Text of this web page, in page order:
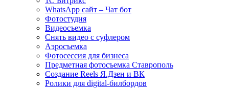
WhatsApp сайт – Чат бот
Фотостудия
Видеосъемка
Снять видео с суфлером
Аэросъемка
Фотосессия для бизнеса
Предметная фотосъемка Ставрополь
Создание Reels Я.Дзен и ВК
Ролики для digital-билбордов